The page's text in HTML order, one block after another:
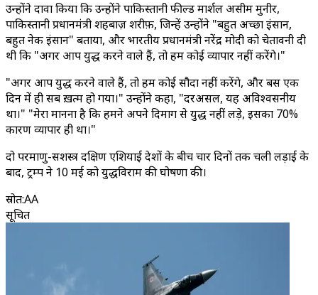
उन्होंने दावा किया कि उन्होंने पाकिस्तानी फील्ड मार्शल असीम मुनीर,
पाकिस्तानी प्रधानमंत्री शहबाज़ शरीफ़, जिन्हें उन्होंने "बहुत अच्छा इंसान,
बहुत नेक इंसान" बताया, और भारतीय प्रधानमंत्री नरेंद्र मोदी को चेतावनी दी
थी कि "अगर आप युद्ध करने वाले हैं, तो हम कोई व्यापार नहीं करेंगे।"
"अगर आप युद्ध करने वाले हैं, तो हम कोई सौदा नहीं करेंगे, और बस एक
दिन में ही सब ख़त्म हो गया।" उन्होंने कहा, "दरअसल, यह अविश्वसनीय
था।" "मेरा मानना ​​है कि हमने अपने दिमाग से युद्ध नहीं लड़े, इसका 70%
कारण व्यापार ही था।"
दो परमाणु-सशस्त्र दक्षिण एशियाई देशों के बीच चार दिनों तक चली लड़ाई के
बाद, ट्रम्प ने 10 मई को युद्धविराम की घोषणा की।
स्रोत:AA
सूचित